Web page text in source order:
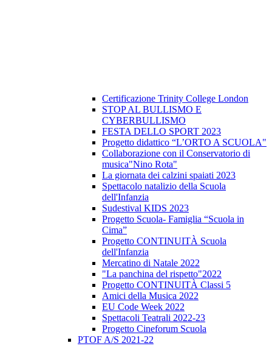
Certificazione Trinity College London
STOP AL BULLISMO E
CYBERBULLISMO
FESTA DELLO SPORT 2023
Progetto didattico “L’ORTO A SCUOLA"
Collaborazione con il Conservatorio di
musica"Nino Rota"
La giornata dei calzini spaiati 2023
Spettacolo natalizio della Scuola
dell'Infanzia
Sudestival KIDS 2023
Progetto Scuola- Famiglia “Scuola in
Cima”
Progetto CONTINUITÀ Scuola
dell'Infanzia
Mercatino di Natale 2022
"La panchina del rispetto"2022
Progetto CONTINUITÀ Classi 5
Amici della Musica 2022
EU Code Week 2022
Spettacoli Teatrali 2022-23
Progetto Cineforum Scuola
PTOF A/S 2021-22